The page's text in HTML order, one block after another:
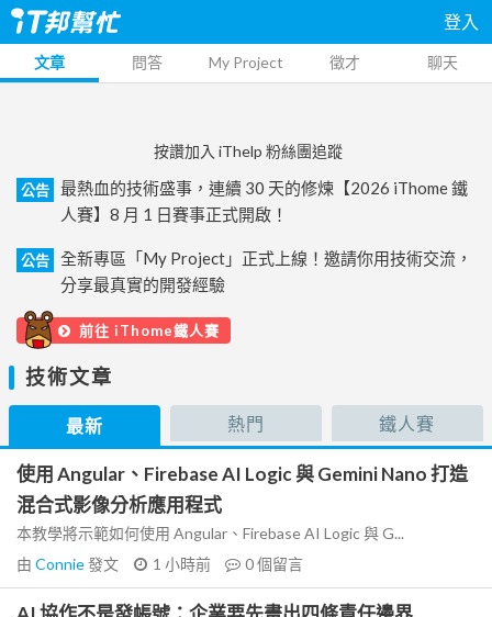
登入
文章 問答 My Project 徵才 聊天
按讚加入 iThelp 粉絲團追蹤
公告
最熱血的技術盛事，連續 30 天的修煉【2026 iThome 鐵
人賽】8 月 1 日賽事正式開啟！
公告
全新專區「My Project」正式上線！邀請你用技術交流，
分享最真實的開發經驗
前往 iThome鐵人賽
技術文章
最新 熱門 鐵人賽
使用 Angular、Firebase AI Logic 與 Gemini Nano 打造
混合式影像分析應用程式
本教學將示範如何使用 Angular、Firebase AI Logic 與 G...
由 Connie發文 1 小時前 0個留言